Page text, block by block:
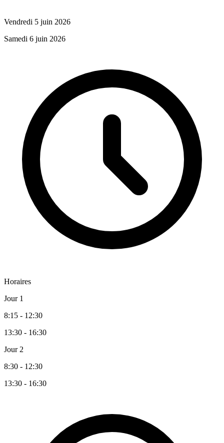
Vendredi 5 juin 2026
Samedi 6 juin 2026
Horaires
Jour 1
8:15 - 12:30
13:30 - 16:30
Jour 2
8:30 - 12:30
13:30 - 16:30